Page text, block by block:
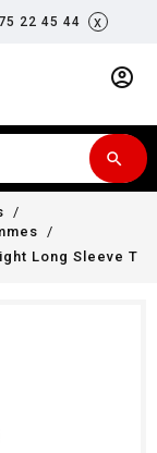
22 45 44 x
account_circle
search
Long Sleeve T